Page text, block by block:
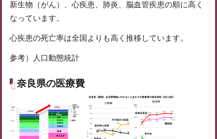
新生物（がん）、心疾患、肺炎、脳血管疾患の順に高く
なっています。
心疾患の死亡率は全国よりも高く推移しています。
参考）人口動態統計
奈良県の医療費